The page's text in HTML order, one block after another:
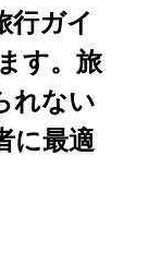
行ガイ
す。旅
れない
に最適